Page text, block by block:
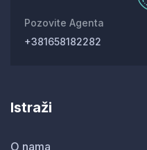
Pozovite Agenta
+381658182282
Istraži
O nama